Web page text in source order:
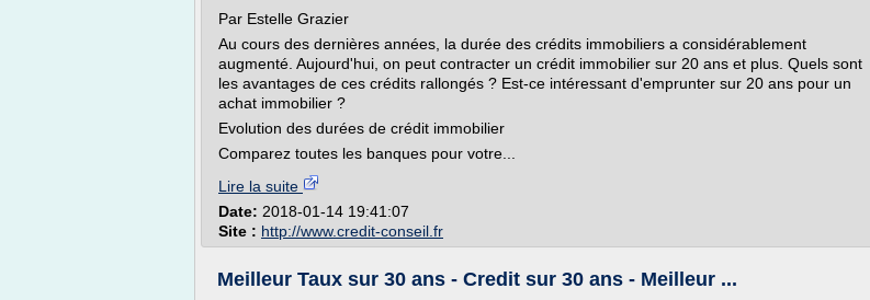
Par Estelle Grazier
Au cours des dernières années, la durée des crédits immobiliers a considérablement
augmenté. Aujourd'hui, on peut contracter un crédit immobilier sur 20 ans et plus. Quels sont
les avantages de ces crédits rallongés ? Est-ce intéressant d'emprunter sur 20 ans pour un
achat immobilier ?
Evolution des durées de crédit immobilier
Comparez toutes les banques pour votre...
Lire la suite
Date: 2018-01-14 19:41:07
Site : http://www.credit-conseil.fr
Meilleur Taux sur 30 ans - Credit sur 30 ans - Meilleur ...